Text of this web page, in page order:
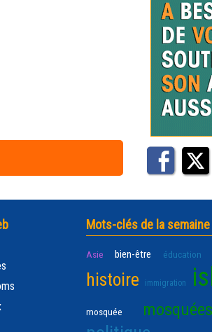
Mots-clés de la semaine
Asie bien-être éducation
histoire immigration
mosquée mosquées